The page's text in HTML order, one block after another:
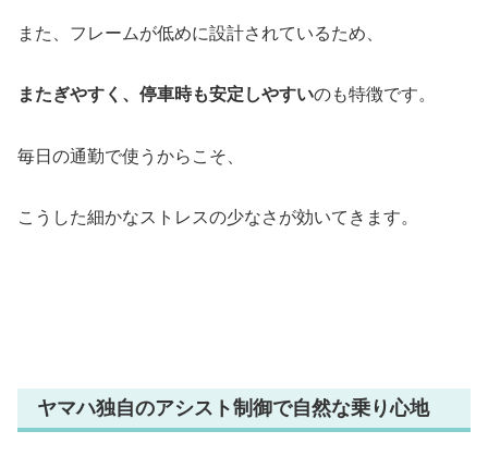
また、フレームが低めに設計されているため、
またぎやすく、停車時も安定しやすいのも特徴です。
毎日の通勤で使うからこそ、
こうした細かなストレスの少なさが効いてきます。
ヤマハ独自のアシスト制御で自然な乗り心地